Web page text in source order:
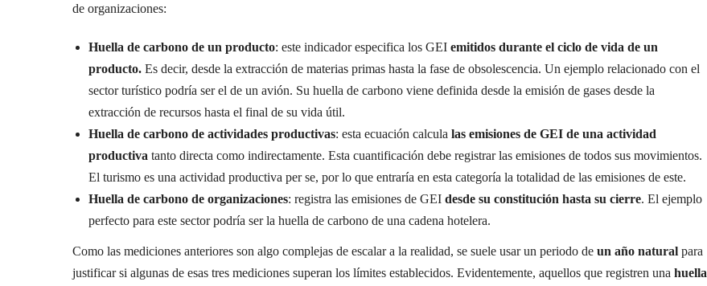
de organizaciones:
Huella de carbono de un producto: este indicador especifica los GEI emitidos durante el ciclo de vida de un
producto. Es decir, desde la extracción de materias primas hasta la fase de obsolescencia. Un ejemplo relacionado con el
sector turístico podría ser el de un avión. Su huella de carbono viene definida desde la emisión de gases desde la
extracción de recursos hasta el final de su vida útil.
Huella de carbono de actividades productivas: esta ecuación calcula las emisiones de GEI de una actividad
productiva tanto directa como indirectamente. Esta cuantificación debe registrar las emisiones de todos sus movimientos.
El turismo es una actividad productiva per se, por lo que entraría en esta categoría la totalidad de las emisiones de este.
Huella de carbono de organizaciones: registra las emisiones de GEI desde su constitución hasta su cierre. El ejemplo
perfecto para este sector podría ser la huella de carbono de una cadena hotelera.
Como las mediciones anteriores son algo complejas de escalar a la realidad, se suele usar un periodo de un año natural para
justificar si algunas de esas tres mediciones superan los límites establecidos. Evidentemente, aquellos que registren una huella